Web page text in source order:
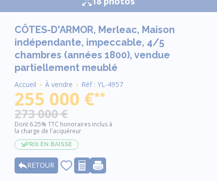
CÔTES-D'ARMOR, Merleac, Maison
indépendante, impeccable, 4/5
chambres (années 1800), vendue
partiellement meublé
Fil
d'Ariane
Accueil À vendre Réf : YL-4957
255 000 €**
273 000 €
Dont 6.25% TTC honoraires inclus à
la charge de l'acquéreur
PRIX EN BAISSE
RETOUR